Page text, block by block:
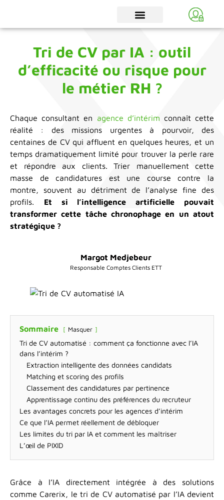
Tri de CV par IA : outil
d’efficacité ou risque pour
le métier RH ?
Chaque consultant en agence d’intérim connaît cette
réalité : des missions urgentes à pourvoir, des
centaines de CV qui affluent en quelques heures, et un
temps dramatiquement limité pour trouver la perle rare
et répondre aux clients. Trier manuellement cette
masse de candidatures est une course contre la
montre, souvent au détriment de l’analyse fine des
profils. Et si l’intelligence artificielle pouvait
transformer cette tâche chronophage en un atout
stratégique ?
Margot Medjebeur
Responsable Comptes Clients ETT
Sommaire Masquer
Tri de CV automatisé : comment ça fonctionne avec l’IA
dans l’intérim ?
Extraction intelligente des données candidats
Matching et scoring des profils
Classement des candidatures par pertinence
Apprentissage continu des préférences du recruteur
Les avantages concrets pour les agences d’intérim
Ce que l’IA permet réellement de débloquer
Les limites du tri par IA et comment les maîtriser
L’œil de PIXID
Grâce à l’IA directement intégrée à des solutions
comme Carerix, le tri de CV automatisé par l’IA devient